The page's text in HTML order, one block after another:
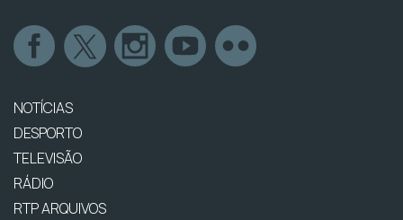
NOTÍCIAS
DESPORTO
TELEVISÃO
RÁDIO
RTP ARQUIVOS